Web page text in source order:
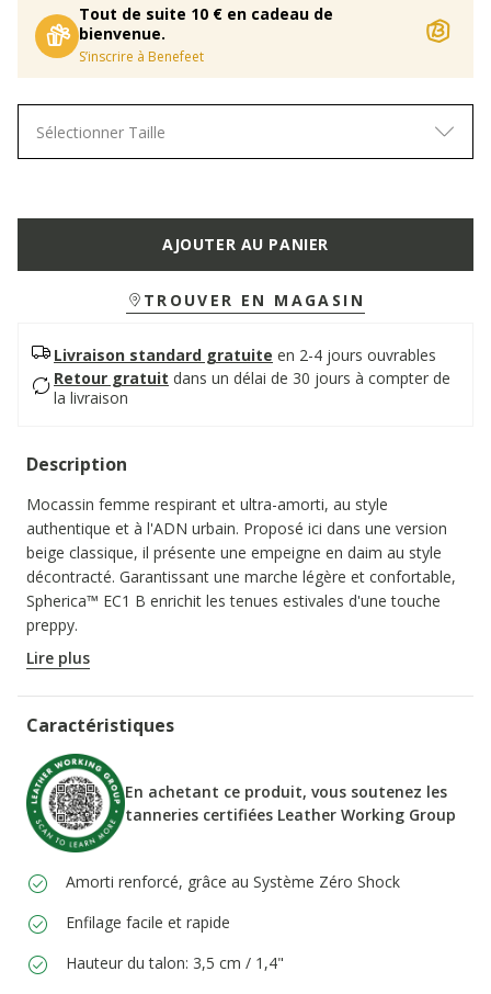
Tout de suite 10 € en cadeau de
bienvenue.
S’inscrire à Benefeet
Sélectionner Taille
AJOUTER AU PANIER
TROUVER EN MAGASIN
Livraison standard gratuite en 2-4 jours ouvrables
Retour gratuit dans un délai de 30 jours à compter de
la livraison
Description
Mocassin femme respirant et ultra-amorti, au style
authentique et à l'ADN urbain. Proposé ici dans une version
beige classique, il présente une empeigne en daim au style
décontracté. Garantissant une marche légère et confortable,
Spherica™ EC1 B enrichit les tenues estivales d'une touche
preppy.
CODE PRODUIT:
Lire plus
Caractéristiques
En achetant ce produit, vous soutenez les
tanneries certifiées Leather Working Group
Amorti renforcé, grâce au Système Zéro Shock
Enfilage facile et rapide
Hauteur du talon: 3,5 cm / 1,4"